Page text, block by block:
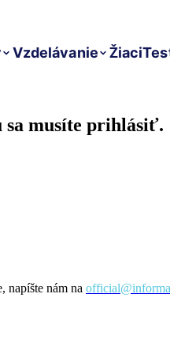
Vzdelávanie Žiaci
sa musíte prihlásiť.
napíšte nám na